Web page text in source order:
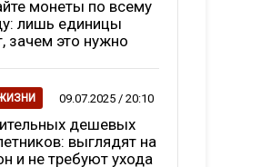
монеты по всему
лишь единицы
зачем это нужно
09.07.2025 / 20:10
дешевых
выглядят на
и не требуют ухода